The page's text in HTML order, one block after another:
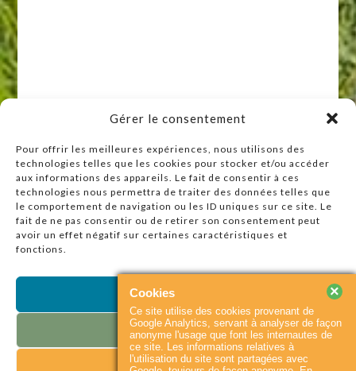
Gérer le consentement
Pour offrir les meilleures expériences, nous utilisons des
technologies telles que les cookies pour stocker et/ou accéder
aux informations des appareils. Le fait de consentir à ces
technologies nous permettra de traiter des données telles que
le comportement de navigation ou les ID uniques sur ce site. Le
fait de ne pas consentir ou de retirer son consentement peut
avoir un effet négatif sur certaines caractéristiques et
fonctions.
Accepter
Refuser
Voir les préférences
Raccourcis
Accueil
Actualités
Agenda
Plan du site
Cookies
Ce site utilise des cookies provenant de
Google Analytics, servant à analyser de façon
anonyme l'usage que font les internautes de
ce site. Les informations relatives à
l'utilisation du site sont partagées avec
×